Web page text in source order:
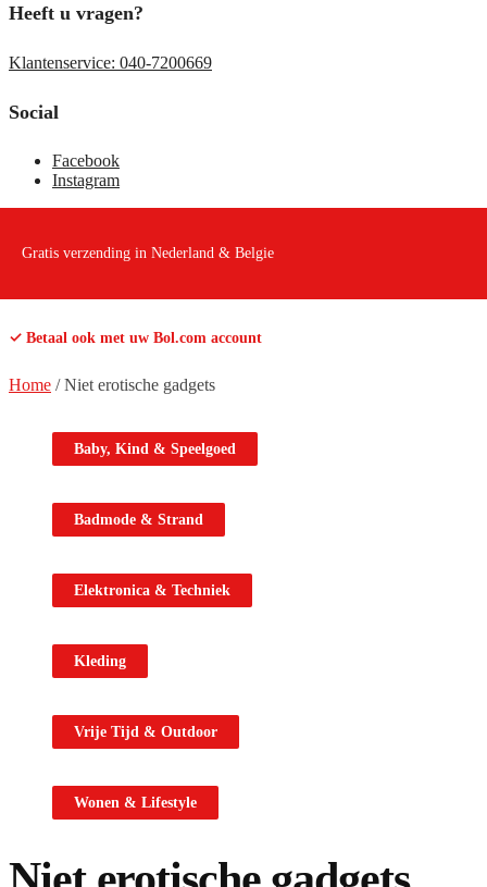
Heeft u vragen?
Klantenservice: 040-7200669
Social
Facebook
Instagram
Gratis verzending in Nederland & Belgie
✓ Betaal ook met uw Bol.com account
Home /Niet erotische gadgets
Baby, Kind & Speelgoed
Badmode & Strand
Elektronica & Techniek
Kleding
Vrije Tijd & Outdoor
Wonen & Lifestyle